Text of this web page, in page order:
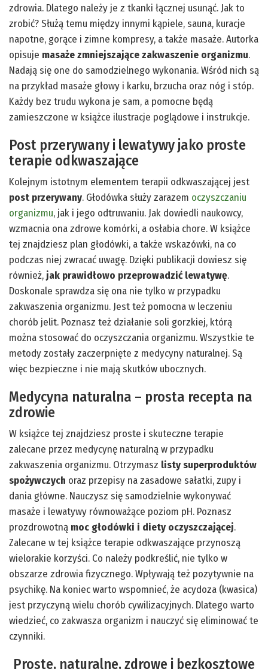
zdrowia. Dlatego należy je z tkanki łącznej usunąć. Jak to
zrobić? Służą temu między innymi kąpiele, sauna, kuracje
napotne, gorące i zimne kompresy, a także masaże. Autorka
opisuje masaże zmniejszające zakwaszenie organizmu.
Nadają się one do samodzielnego wykonania. Wśród nich są
na przykład masaże głowy i karku, brzucha oraz nóg i stóp.
Każdy bez trudu wykona je sam, a pomocne będą
zamieszczone w książce ilustracje poglądowe i instrukcje.
Post przerywany i lewatywy jako proste
terapie odkwaszające
Kolejnym istotnym elementem terapii odkwaszającej jest
post przerywany. Głodówka służy zarazem oczyszczaniu
organizmu, jak i jego odtruwaniu. Jak dowiedli naukowcy,
wzmacnia ona zdrowe komórki, a osłabia chore. W książce
tej znajdziesz plan głodówki, a także wskazówki, na co
podczas niej zwracać uwagę. Dzięki publikacji dowiesz się
również,jak prawidłowo przeprowadzić lewatywę.
Doskonale sprawdza się ona nie tylko w przypadku
zakwaszenia organizmu. Jest też pomocna w leczeniu
chorób jelit. Poznasz też działanie soli gorzkiej, którą
można stosować do oczyszczania organizmu. Wszystkie te
metody zostały zaczerpnięte z medycyny naturalnej. Są
więc bezpieczne i nie mają skutków ubocznych.
Medycyna naturalna – prosta recepta na
zdrowie
W książce tej znajdziesz proste i skuteczne terapie
zalecane przez medycynę naturalną w przypadku
zakwaszenia organizmu. Otrzymasz listy superproduktów
spożywczych oraz przepisy na zasadowe sałatki, zupy i
dania główne. Nauczysz się samodzielnie wykonywać
masaże i lewatywy równoważące poziom pH. Poznasz
prozdrowotną moc głodówki i diety oczyszczającej.
Zalecane w tej książce terapie odkwaszające przynoszą
wielorakie korzyści. Co należy podkreślić, nie tylko w
obszarze zdrowia fizycznego. Wpływają też pozytywnie na
psychikę. Na koniec warto wspomnieć, że acydoza (kwasica)
jest przyczyną wielu chorób cywilizacyjnych. Dlatego warto
wiedzieć, co zakwasza organizm i nauczyć się eliminować te
czynniki.
Proste, naturalne, zdrowe i bezkosztowe